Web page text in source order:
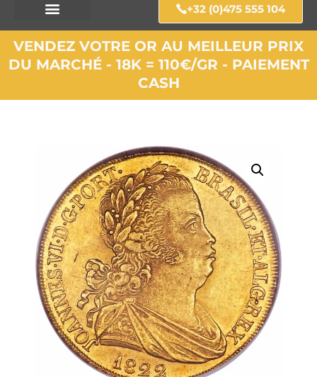
+32 (0)475 555 104
VENDEZ VOTRE OR AU MEILLEUR PRIX
DU MARCHÉ - 18K = 110€/GR - PAIEMENT
CASH